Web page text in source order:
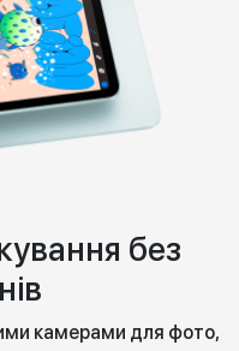
без
камерами для фото,